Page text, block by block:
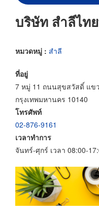
บริษัท สำลีไท
หมวดหมู่ : สำลี
ที่อยู่
7 หมู่ 11 ถนนสุขสวัสดิ์ แข
กรุงเทพมหานคร 10140
โทรศัพท์
02-876-9161
เวลาทำการ
จันทร์-ศุกร์ เวลา 08:00-